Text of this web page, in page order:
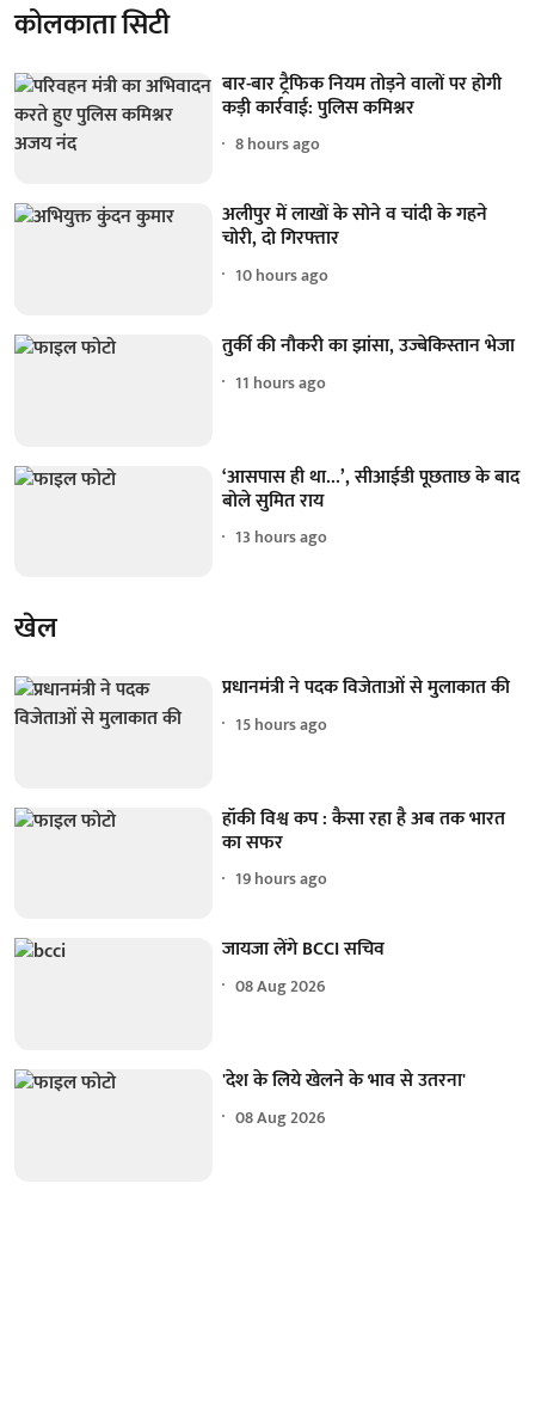
कोलकाता सिटी
बार-बार ट्रैफिक नियम तोड़ने वालों पर होगी
कड़ी कार्रवाई: पुलिस कमिश्नर
8 hours ago
अलीपुर में लाखों के सोने व चांदी के गहने
चोरी, दो गिरफ्तार
10 hours ago
तुर्की की नौकरी का झांसा, उज्बेकिस्तान भेजा
11 hours ago
‘आसपास ही था...’, सीआईडी पूछताछ के बाद
बोले सुमित राय
13 hours ago
खेल
प्रधानमंत्री ने पदक विजेताओं से मुलाकात की
15 hours ago
हॉकी विश्व कप : कैसा रहा है अब तक भारत
का सफर
19 hours ago
जायजा लेंगे BCCI सचिव
08 Aug 2026
'देश के लिये खेलने के भाव से उतरना'
08 Aug 2026